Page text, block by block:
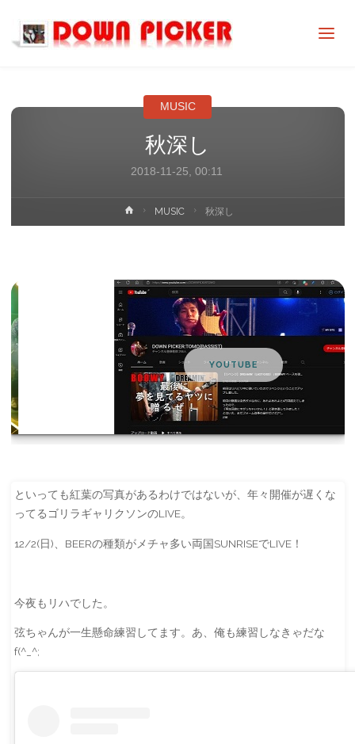
秋深し
2018-11-25, 00:11
MUSIC
ホ
ー
MUSIC 秋深し
YOUTUBE
といっても紅葉の写真があるわけではないが、年々開催が遅くな
ってるゴリラギャリクソンのLIVE。
12/2(日)、BEERの種類がメチャ多い両国SUNRISEでLIVE！
今夜もリハでした。
弦ちゃんが一生懸命練習してます。あ、俺も練習しなきゃだな
f(^_^;